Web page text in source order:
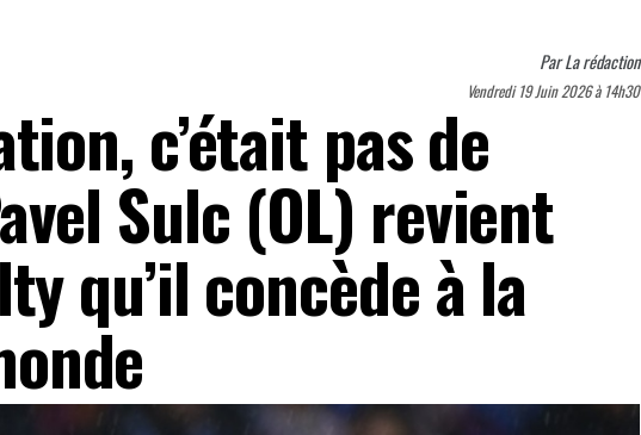
ParLa rédaction
Vendredi 19 Juin 2026 à 14h30
c’était pas de
Sulc (OL) revient
qu’il concède à la